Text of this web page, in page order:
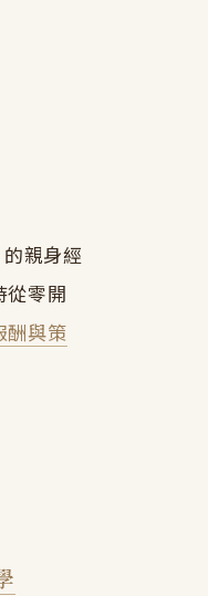
親身經
從零開
酬與策